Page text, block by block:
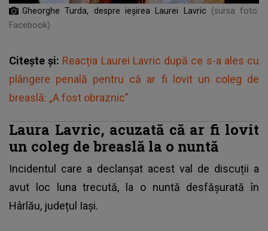
Gheorghe Turda, despre ieșirea Laurei Lavric
(sursa foto:
Facebook)
Citește și: Reacția Laurei Lavric după ce s-a ales cu
plângere penală pentru că ar fi lovit un coleg de
breaslă: „A fost obraznic”
Laura Lavric, acuzată că ar fi lovit
un coleg de breaslă la o nuntă
Incidentul care a declanșat acest val de discuții a
avut loc luna trecută, la o nuntă desfășurată în
Hârlău, județul Iași.